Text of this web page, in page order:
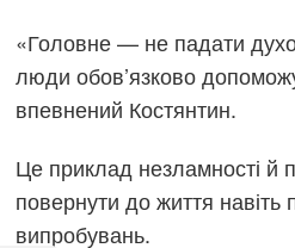
«Головне — не падати
люди обов’язково
впевнений Костянтин.
Це приклад незламності й
повернути до життя навіть
випробувань.